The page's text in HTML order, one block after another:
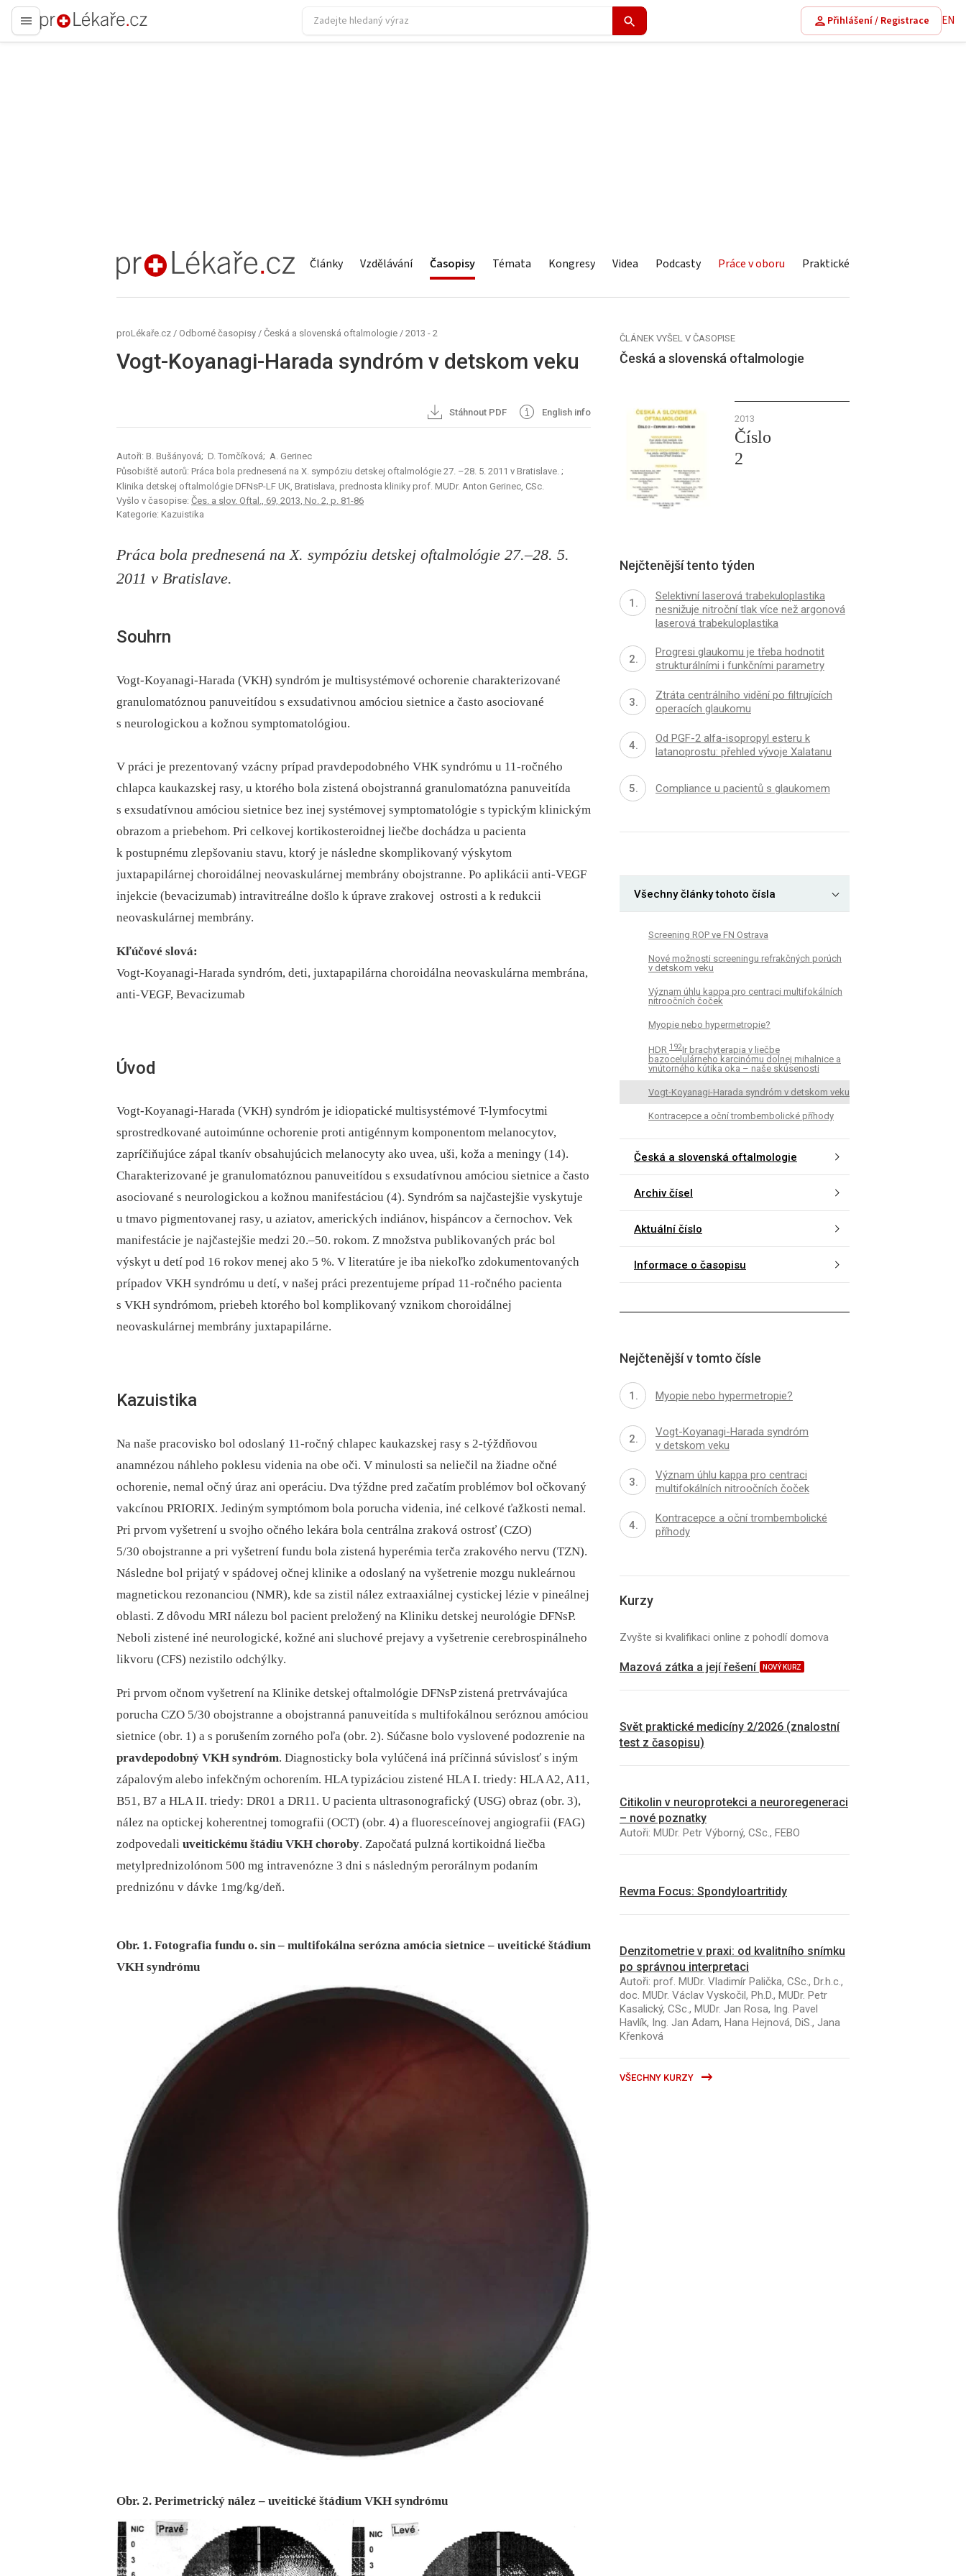
proLékaře.cz
Přihlášení / Registrace EN
proLékaře.cz Články Vzdělávání Časopisy Témata Kongresy Videa Podcasty Práce v oboru Praktické
proLékaře.cz / Odborné časopisy / Česká a slovenská oftalmologie / 2013 - 2
Vogt-Koyanagi-Harada syndróm v detskom veku
Stáhnout PDF English info
Autoři: B. Bušányová; D. Tomčíková; A. Gerinec
Působiště autorů: Práca bola prednesená na X. sympóziu detskej oftalmológie 27. –28. 5. 2011 v Bratislave. ;
Klinika detskej oftalmológie DFNsP-LF UK, Bratislava, prednosta kliniky prof. MUDr. Anton Gerinec, CSc.
Vyšlo v časopise: Čes. a slov. Oftal., 69, 2013, No. 2, p. 81-86
Kategorie: Kazuistika
Práca bola prednesená na X. sympóziu detskej oftalmológie 27.–28. 5.
2011 v Bratislave.
Souhrn
Vogt-Koyanagi-Harada (VKH) syndróm je multisystémové ochorenie charakterizované
granulomatóznou panuveitídou s exsudativnou amóciou sietnice a často asociované
s neurologickou a kožnou symptomatológiou.
V práci je prezentovaný vzácny prípad pravdepodobného VHK syndrómu u 11-ročného
chlapca kaukazskej rasy, u ktorého bola zistená obojstranná granulomatózna panuveitída
s exsudatívnou amóciou sietnice bez inej systémovej symptomatológie s typickým klinickým
obrazom a priebehom. Pri celkovej kortikosteroidnej liečbe dochádza u pacienta
k postupnému zlepšovaniu stavu, ktorý je následne skomplikovaný výskytom
juxtapapilárnej choroidálnej neovaskulárnej membrány obojstranne. Po aplikácii anti-VEGF
injekcie (bevacizumab) intravitreálne došlo k úprave zrakovej ostrosti a k redukcii
neovaskulárnej membrány.
Kľúčové slová:
Vogt-Koyanagi-Harada syndróm, deti, juxtapapilárna choroidálna neovaskulárna membrána,
anti-VEGF, Bevacizumab
Úvod
Vogt-Koyanagi-Harada (VKH) syndróm je idiopatické multisystémové T-lymfocytmi
sprostredkované autoimúnne ochorenie proti antigénnym komponentom melanocytov,
zapríčiňujúce zápal tkanív obsahujúcich melanocyty ako uvea, uši, koža a meningy (14).
Charakterizované je granulomatóznou panuveitídou s exsudatívnou amóciou sietnice a často
asociované s neurologickou a kožnou manifestáciou (4). Syndróm sa najčastejšie vyskytuje
u tmavo pigmentovanej rasy, u aziatov, amerických indiánov, hispáncov a černochov. Vek
manifestácie je najčastejšie medzi 20.–50. rokom. Z množstva publikovaných prác bol
výskyt u detí pod 16 rokov menej ako 5 %. V literatúre je iba niekoľko zdokumentovaných
prípadov VKH syndrómu u detí, v našej práci prezentujeme prípad 11-ročného pacienta
s VKH syndrómom, priebeh ktorého bol komplikovaný vznikom choroidálnej
neovaskulárnej membrány juxtapapilárne.
Kazuistika
Na naše pracovisko bol odoslaný 11-ročný chlapec kaukazskej rasy s 2-týždňovou
anamnézou náhleho poklesu videnia na obe oči. V minulosti sa neliečil na žiadne očné
ochorenie, nemal očný úraz ani operáciu. Dva týždne pred začatím problémov bol očkovaný
vakcínou PRIORIX. Jediným symptómom bola porucha videnia, iné celkové ťažkosti nemal.
Pri prvom vyšetrení u svojho očného lekára bola centrálna zraková ostrosť (CZO)
5/30 obojstranne a pri vyšetrení fundu bola zistená hyperémia terča zrakového nervu (TZN).
Následne bol prijatý v spádovej očnej klinike a odoslaný na vyšetrenie mozgu nukleárnou
magnetickou rezonanciou (NMR), kde sa zistil nález extraaxiálnej cystickej lézie v pineálnej
oblasti. Z dôvodu MRI nálezu bol pacient preložený na Kliniku detskej neurológie DFNsP.
Neboli zistené iné neurologické, kožné ani sluchové prejavy a vyšetrenie cerebrospinálneho
likvoru (CFS) nezistilo odchýlky.
Pri prvom očnom vyšetrení na Klinike detskej oftalmológie DFNsP zistená pretrvávajúca
porucha CZO 5/30 obojstranne a obojstranná panuveitída s multifokálnou seróznou amóciou
sietnice (obr. 1) a s porušením zorného poľa (obr. 2). Súčasne bolo vyslovené podozrenie na
pravdepodobný VKH syndróm. Diagnosticky bola vylúčená iná príčinná súvislosť s iným
zápalovým alebo infekčným ochorením. HLA typizáciou zistené HLA I. triedy: HLA A2, A11,
B51, B7 a HLA II. triedy: DR01 a DR11. U pacienta ultrasonografický (USG) obraz (obr. 3),
nález na optickej koherentnej tomografii (OCT) (obr. 4) a fluoresceínovej angiografii (FAG)
zodpovedali uveitickému štádiu VKH choroby. Započatá pulzná kortikoidná liečba
metylprednizolónom 500 mg intravenózne 3 dni s následným perorálnym podaním
prednizónu v dávke 1mg/kg/deň.
Obr. 1. Fotografia fundu o. sin – multifokálna serózna amócia sietnice – uveitické štádium
VKH syndrómu
Obr. 2. Perimetrický nález – uveitické štádium VKH syndrómu
ČLÁNEK VYŠEL V ČASOPISE
Česká a slovenská oftalmologie
2013
Číslo
2
Nejčtenější tento týden
Selektivní laserová trabekuloplastika
nesnižuje nitroční tlak více než argonová
laserová trabekuloplastika
Progresi glaukomu je třeba hodnotit
strukturálními i funkčními parametry
Ztráta centrálního vidění po filtrujících
operacích glaukomu
Od PGF-2 alfa-isopropyl esteru k
latanoprostu: přehled vývoje Xalatanu
Compliance u pacientů s glaukomem
Všechny články tohoto čísla
Screening ROP ve FN Ostrava
Nové možnosti screeningu refrakčných porúch
v detskom veku
Význam úhlu kappa pro centraci multifokálních
nitroočních čoček
Myopie nebo hypermetropie?
HDR 192Ir brachyterapia v liečbe
bazocelulárneho karcinómu dolnej mihalnice a
vnútorného kútika oka – naše skúsenosti
Vogt-Koyanagi-Harada syndróm v detskom veku
Kontracepce a oční trombembolické příhody
Česká a slovenská oftalmologie
Archiv čísel
Aktuální číslo
Informace o časopisu
Nejčtenější v tomto čísle
Myopie nebo hypermetropie?
Vogt-Koyanagi-Harada syndróm
v detskom veku
Význam úhlu kappa pro centraci
multifokálních nitroočních čoček
Kontracepce a oční trombembolické
příhody
Kurzy
Zvyšte si kvalifikaci online z pohodlí domova
Mazová zátka a její řešení NOVÝ KURZ
Svět praktické medicíny 2/2026 (znalostní
test z časopisu)
Citikolin v neuroprotekci a neuroregeneraci
– nové poznatky
Autoři: MUDr. Petr Výborný, CSc., FEBO
Revma Focus: Spondyloartritidy
Denzitometrie v praxi: od kvalitního snímku
po správnou interpretaci
Autoři: prof. MUDr. Vladimír Palička, CSc., Dr.h.c.,
doc. MUDr. Václav Vyskočil, Ph.D., MUDr. Petr
Kasalický, CSc., MUDr. Jan Rosa, Ing. Pavel
Havlík, Ing. Jan Adam, Hana Hejnová, DiS., Jana
Křenková
VŠECHNY KURZY